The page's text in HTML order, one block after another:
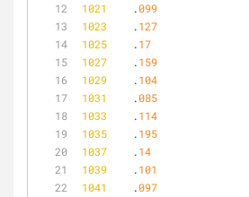
1021
	.
099
1023
	.
127
1025
	.
17
1027
	.
159
1029
	.
104
1031
	.
085
1033
	.
114
1035
	.
195
1037
	.
14
1039
	.
101
1041
	.
097